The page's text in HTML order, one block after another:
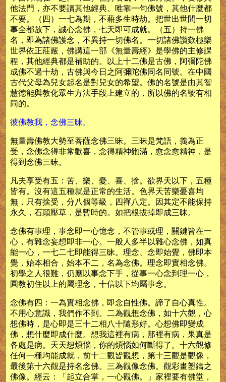
他法門，亦不要讀其他經典。唯靠一句佛號，其他什麼都
不要。（四）一七為期，不藉多生時劫。把世出世間一切
事全都放下，誠心念佛，七天即可成就。（五）持一佛
名，即為諸佛護念，不異持一切佛名。一切諸佛讚歎極樂
世界依正莊嚴，佛講這一部《無量壽經》是學佛的主修課
程，其他經典都是補助的。以上十二佛是古佛，阿彌陀佛
成佛不過十劫，古佛與今日之阿彌陀佛同名同號。在中國
古代父母為兒女起名是對兒女的希望。佛的名號是由其智
慧德能與教化眾生方法手段上建立的，所以佛的名號有相
同的。
彼佛教我，念佛三昧。
無量壽佛教大勢至菩薩念佛三昧。三昧是梵語，義為正
受，念佛念得非常歡喜，念得精神飽滿，愈念愈精神，是
得到念佛三昧。
凡夫享受有五：苦、樂、憂、喜、捨。欲界天以下，五種
皆有。沒有這五種就是正常的生活。色界天苦樂憂喜均
無，只有捨受，分八個等級，四禪八定。因其定不能保持
永久，石頭壓草，是暫時的。如把根拔掉即成三昧。
念佛有事理，事念即一心憶念，不管事或理，關鍵皆在一
心，有雜念妄想即非一心。一般人多半以雜心念佛，如真
能一心，一七二七即能得三昧。理念、念即始覺，佛即本
覺，始本相合，始本不二，名為念佛。理念即實相念佛。
初學之人很難，仍應以事念下手，從事一心念到理一心，
圓教初住以上的屬理念，十信以下均屬事念。
念佛有四：一為實相念佛，即念自性佛。諦了自心真性。
不用心意識，我們作不到。二為觀想念佛，如十六觀，心
想佛時，是心即是三十二相八十隨形好。心想佛即變成
佛，想什麼即成什麼。想我這裡有病，那裡有病，果真是
各處是病。天天想煩惱，你的煩惱如何斷得了。十六觀修
任何一種均能成就，前十二觀皆觀想，第十三觀是觀像，
最後第十六觀是持名念佛。三為觀像念佛。觀彩畫塑鑄之
佛像。經云：「起立合掌，一心觀佛。」家裡要有佛堂，